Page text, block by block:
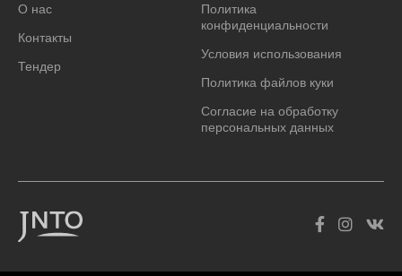
О нас
Контакты
Тендер
Политика
конфиденциальности
Условия использования
Политика файлов куки
Согласие на обработку
персональных данных